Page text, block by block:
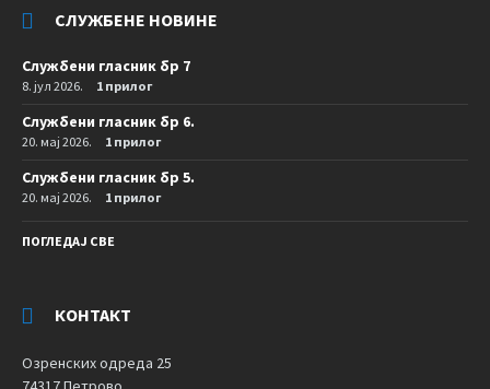
СЛУЖБЕНЕ НОВИНЕ
Службени гласник бр 7
8. јул 2026. 1 прилог
Службени гласник бр 6.
20. мај 2026. 1 прилог
Службени гласник бр 5.
20. мај 2026. 1 прилог
ПОГЛЕДАЈ СВЕ
КОНТАКТ
Озренских одреда 25